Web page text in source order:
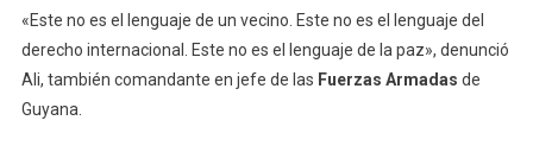
«Este no es el lenguaje de un vecino. Este no es el lenguaje del
derecho internacional. Este no es el lenguaje de la paz», denunció
Ali, también comandante en jefe de las Fuerzas Armadas de
Guyana.